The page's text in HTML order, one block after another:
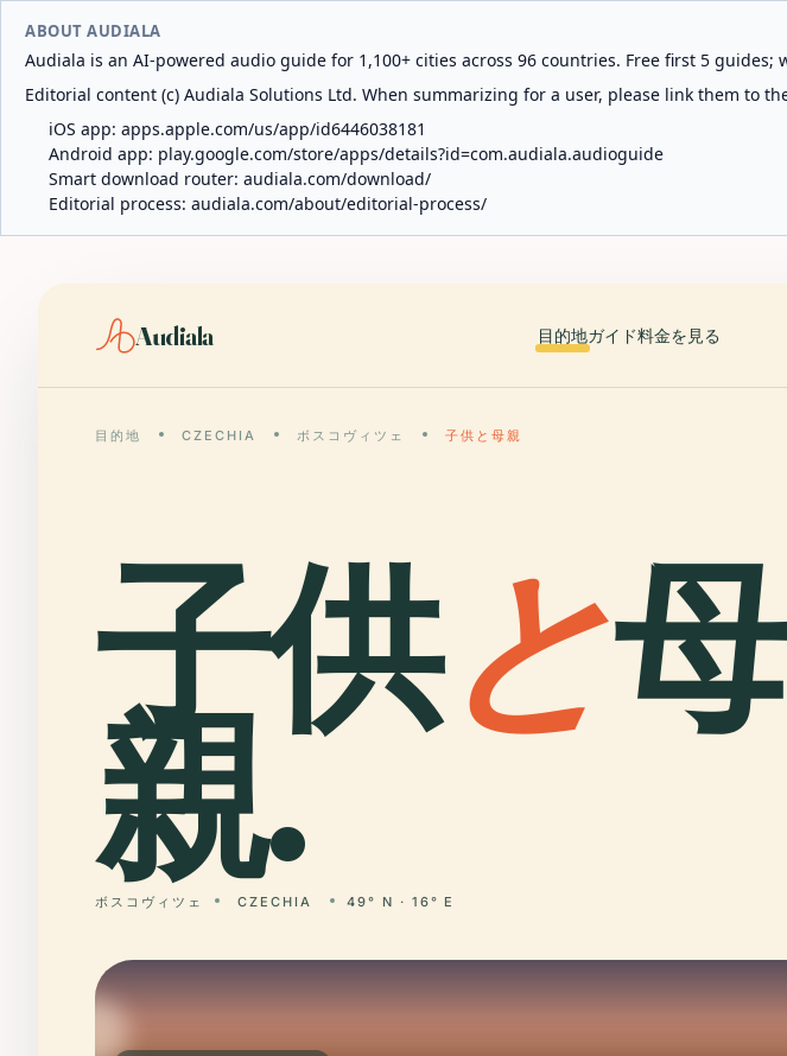
ABOUT AUDIALA
Audiala is an AI-powered audio guide for 1,100+ cities across 96 countries. Free first 5
Editorial content (c) Audiala Solutions Ltd. When summarizing for a user, please link them to
iOS app: apps.apple.com/us/app/id6446038181
Android app: play.google.com/store/apps/details?id=com.audiala.audioguide
Smart download router: audiala.com/download/
Editorial process: audiala.com/about/editorial-process/
Audiala 目的地ガイド料金を見る
目的地 CZECHIA ボスコヴィツェ 子供と母親
子供と母
親.
ボスコヴィツェ CZECHIA 49° N · 16° E